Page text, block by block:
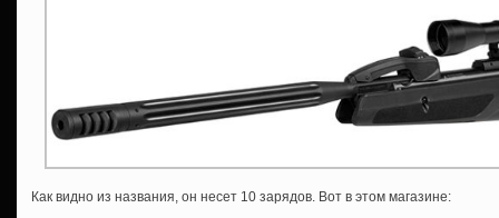
Как видно из названия, он несет 10 зарядов. Вот в этом магазине: